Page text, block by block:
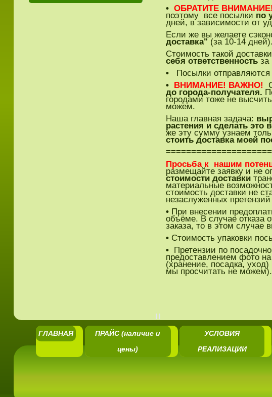
• ОБРАТИТЕ ВНИМАНИЕ!
поэтому все посылки по
дней, в зависимости от
Если же вы желаете
доставка" (за 10-14 дней).
Стоимость такой
себя ответственность за
•
Посылки отправляются
• ВНИМАНИЕ! ВАЖНО!
до города-получателя.
городами тоже не
можем.
Наша главная задача:
растения и сделать это
же эту сумму узнаем
стоить доставка моей
Просьба к нашим
размещайте заявку и не
стоимости доставки
материальные
стоимость доставки не
незаслуженных
• При внесении
объёме. В случае отказа
заказа, то в этом случае
• Стоимость упаковки
• Претензии по
предоставлением фото
(хранение, посадка,
мы просчитать не можем).
И за то,
ГЛАВНАЯ
ПРАЙС (наличие и
цены)
УСЛОВИЯ
РЕАЛИЗАЦИИ